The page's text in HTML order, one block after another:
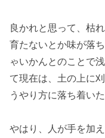
良かれと思って、枯
育たないとか味が落
ゃいかんとのことで
て現在は、土の上に
うやり方に落ち着いた
やはり、人が手を加